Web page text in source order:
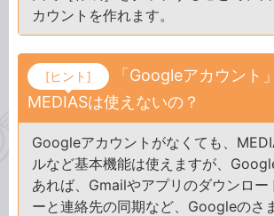
カウントを作れます。
[ヒント]
「Googleアカウント
MEDIASは使えないの？
Googleアカウントがなくても、
ルなど基本機能は使えますが、
あれば、Gmailやアプリのダウンロー
ーと連絡先の同期など、Googleのさ